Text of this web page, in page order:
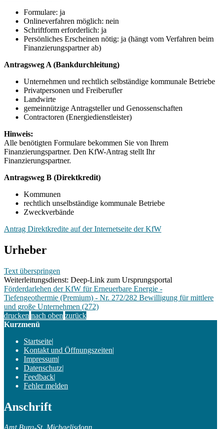
Formulare: ja
Onlineverfahren möglich: nein
Schriftform erforderlich: ja
Persönliches Erscheinen nötig: ja (hängt vom Verfahren beim
Finanzierungspartner ab)
Antragsweg A (Bankdurchleitung)
Unternehmen und rechtlich selbständige kommunale Betriebe
Privatpersonen und Freiberufler
Landwirte
gemeinnützige Antragsteller und Genossenschaften
Contractoren (Energiedienstleister)
Hinweis:
Alle benötigten Formulare bekommen Sie von Ihrem
Finanzierungspartner. Den KfW-Antrag stellt Ihr
Finanzierungspartner.
Antragsweg B (Direktkredit)
Kommunen
rechtlich unselbständige kommunale Betriebe
Zweckverbände
Antrag Direktkredite auf der Internetseite der KfW
Urheber
Text überspringen
Weiterleitungsdienst: Deep-Link zum Ursprungsportal
Förderdarlehen der KfW für Erneuerbare Energie -
Tiefengeothermie (Premium) - Nr. 272/282 Bewilligung für mittlere
und große Unternehmen (272)
drucken nach oben zurück
Kurzmenü
Startseite|
Kontakt und Öffnungszeiten|
Impressum|
Datenschutz|
Feedback|
Fehler melden
Anschrift